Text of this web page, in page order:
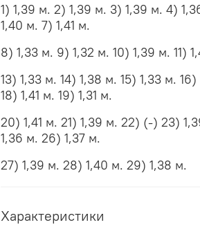
1) 1,39 м. 2) 1,39 м. 3) 1,39 м. 4)
1,40 м. 7) 1,41 м.
8) 1,33 м. 9) 1,32 м. 10) 1,39 м. 11)
13) 1,33 м. 14) 1,38 м. 15) 1,33 м. 16)
18) 1,41 м. 19) 1,31 м.
20) 1,41 м. 21) 1,39 м. 22) (-) 23)
1,36 м. 26) 1,37 м.
27) 1,39 м. 28) 1,40 м. 29) 1,38 м.
Характеристики